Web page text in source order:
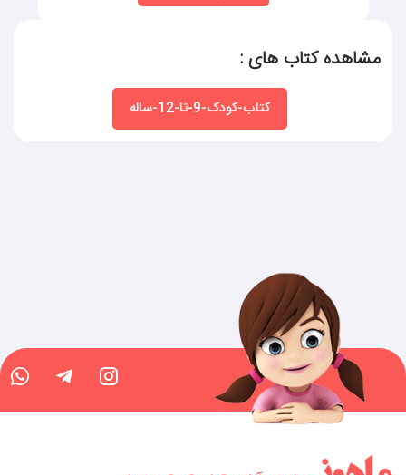
مشاهده کتاب های :
کتاب-کودک-9-تا-12-ساله